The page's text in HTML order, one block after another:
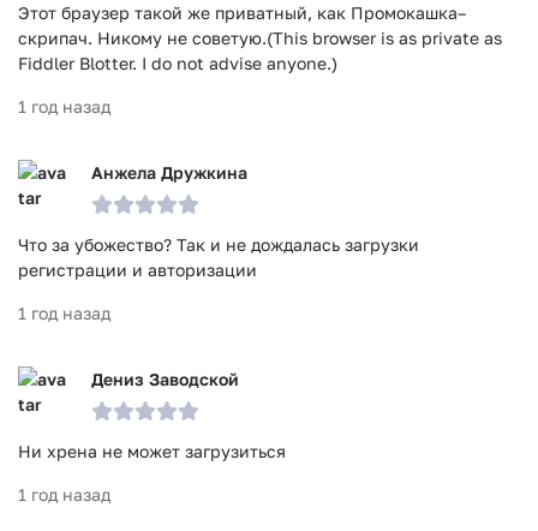
Этот браузер такой же приватный, как Промокашка–
скрипач. Никому не советую.(This browser is as private as
Fiddler Blotter. I do not advise anyone.)
1 год назад
Анжела Дружкина
Что за убожество? Так и не дождалась загрузки
регистрации и авторизации
1 год назад
Дениз Заводской
Ни хрена не может загрузиться
1 год назад